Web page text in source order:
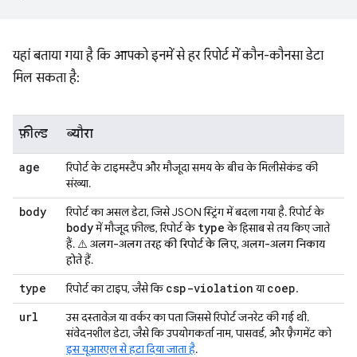
यहां बताया गया है कि आपको इनमें से हर रिपोर्ट में कौन-कौनसा डेटा
मिल सकता है:
फ़ील्ड ब्यौरा
age
रिपोर्ट के टाइमस्टैंप और मौजूदा समय के बीच के मिलीसेकंड की
संख्या.
body रिपोर्ट का असल डेटा, जिसे JSON स्ट्रिंग में बदला गया है. रिपोर्ट के
bodyमें मौजूद फ़ील्ड, रिपोर्ट के typeके हिसाब से तय किए जाते
हैं. ⚠️ अलग-अलग तरह की रिपोर्ट के लिए, अलग-अलग निकाय
होते हैं.
type रिपोर्ट का टाइप, जैसे कि csp-violationयाcoep.
url
उस दस्तावेज़ या वर्कर का पता जिससे रिपोर्ट जनरेट की गई थी.
संवेदनशील डेटा, जैसे कि उपयोगकर्ता नाम, पासवर्ड, और फ़्रैगमेंट को
इस यूआरएल से हटा दिया जाता है.